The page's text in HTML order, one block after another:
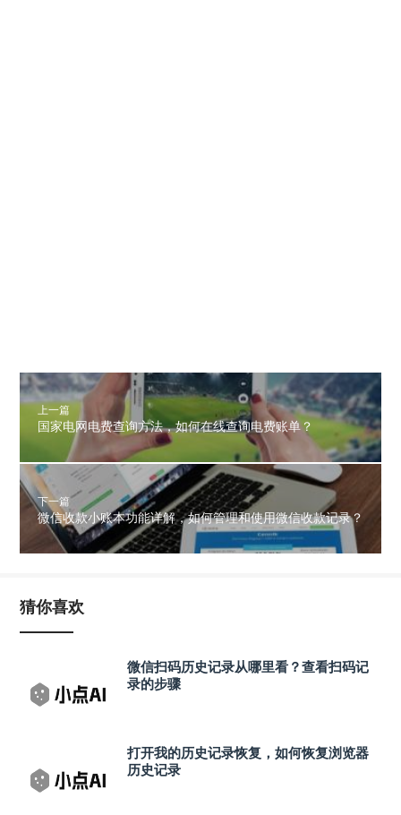
上一篇
国家电网电费查询方法，如何在线查询电费账单？
下一篇
微信收款小账本功能详解，如何管理和使用微信收款记录？
猜你喜欢
微信扫码历史记录从哪里看？查看扫码记
录的步骤
打开我的历史记录恢复，如何恢复浏览器
历史记录